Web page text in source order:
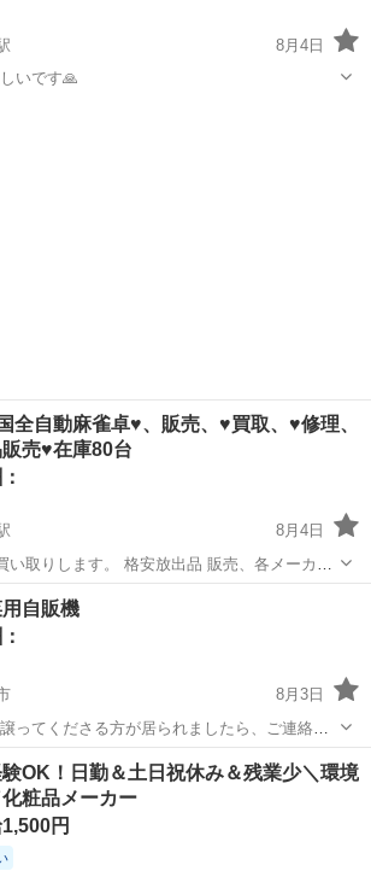
8月4日
いです🙏
全自動麻雀卓♥、販売、♥買取、♥修理、
売♥在庫80台
8月4日
取りします。 格安放出品 販売、各メーカー
す フルジャンクでも、場合に
りますので、問い合わせください。 麻雀用品
国...
山駅 買いたい/ください
自販機
8月3日
ってくださる方が居られましたら、ご連絡下
ます。
いたい/ください 自販機
OK！日勤＆土日祝休み＆残業少＼環境
粧品メーカー
円